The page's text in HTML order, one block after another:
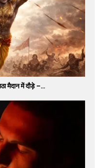
मैदान में दौड़े –…